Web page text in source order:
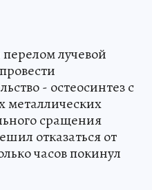
лучевой
- остеосинтез с
металлических
сращения
отказаться от
часов покинул